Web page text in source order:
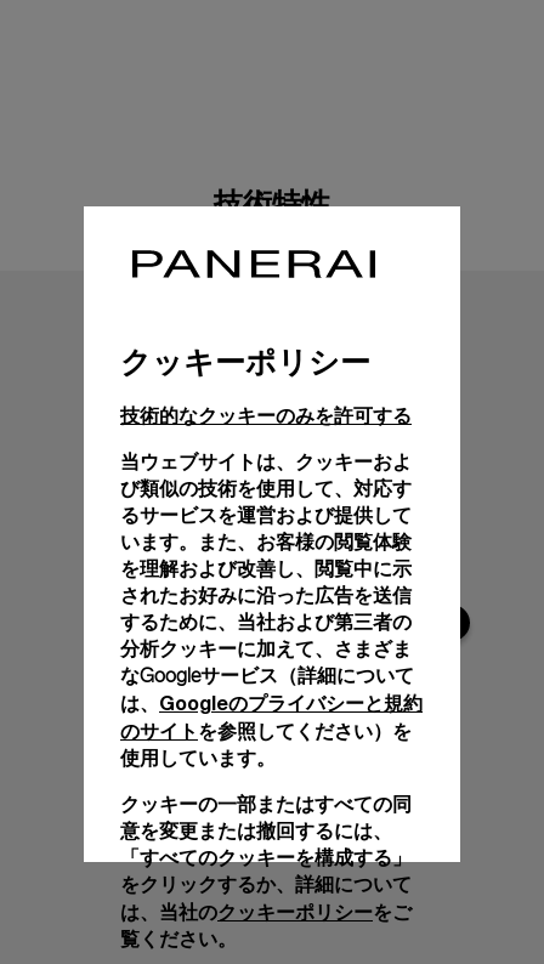
技術特性
クッキーポリシー
技術的なクッキーのみを許可する
当ウェブサイトは、クッキーおよ
び類似の技術を使用して、対応す
るサービスを運営および提供して
います。また、お客様の閲覧体験
を理解および改善し、閲覧中に示
されたお好みに沿った広告を送信
するために、当社および第三者の
分析クッキーに加えて、さまざま
なGoogleサービス（詳細について
は、 Googleのプライバシーと規約
のサイト を参照してください）を
使用しています。
クッキーの一部またはすべての同
意を変更または撤回するには、
「すべてのクッキーを構成する」
をクリックするか、詳細について
は、当社のクッキーポリシーをご
覧ください。